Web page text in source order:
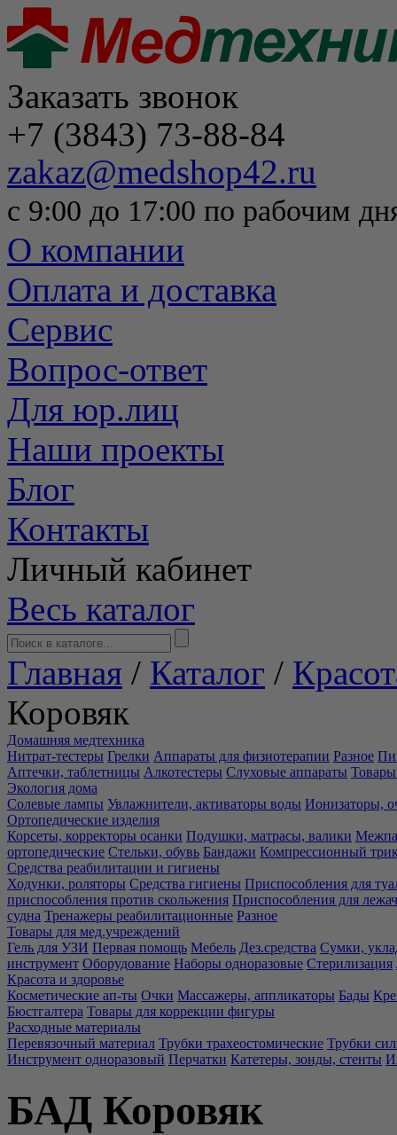
Заказать звонок
+7 (3843) 73-88-84
zakaz@medshop42.ru
с 9:00 до 17:00 по рабочим
О компании
Оплата и доставка
Сервис
Вопрос-ответ
Для юр.лиц
Наши проекты
Блог
Контакты
Личный кабинет
Весь каталог
Главная / Каталог /
Коровяк
Домашняя медтехника
Нитрат-тестеры Грелки Аппараты для физиотерапии Разное
Аптечки, таблетницы Алкотестеры Слуховые аппараты Товары
Экология дома
Солевые лампы Увлажнители, активаторы воды Ионизаторы,
Ортопедические изделия
Корсеты, корректоры осанки Подушки, матрасы, валики
ортопедические Стельки, обувь Бандажи Компрессионный
Средства реабилитации и гигиены
Ходунки, роляторы Средства гигиены Приспособления для
приспособления против скольжения Приспособления для
судна Тренажеры реабилитационные Разное
Товары для мед.учреждений
Гель для УЗИ Первая помощь Мебель Дез.средства Сумки,
инструмент Оборудование Наборы одноразовые Стерилизация
Красота и здоровье
Косметические ап-ты Очки Массажеры, аппликаторы Бады
Бюстгалтера Товары для коррекции фигуры
Расходные материалы
Перевязочный материал Трубки трахеостомические Трубки
Инструмент одноразовый Перчатки Катетеры, зонды, стенты
БАД Коровяк